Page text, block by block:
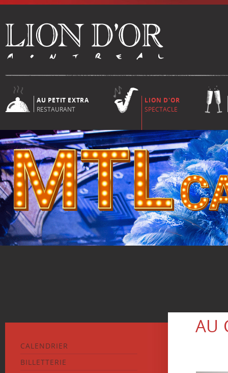
AU PETIT EXTRA
RESTAURANT
LION D'OR
SPECTACLE
CALENDRIER
BILLETTERIE
AU